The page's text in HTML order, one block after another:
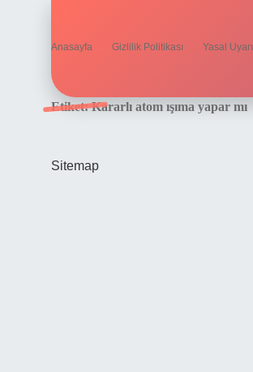
Anasayfa Gizlilik Politikası Yasal Uyarı
Etiket:Kararlı atom ışıma yapar mı
Sitemap